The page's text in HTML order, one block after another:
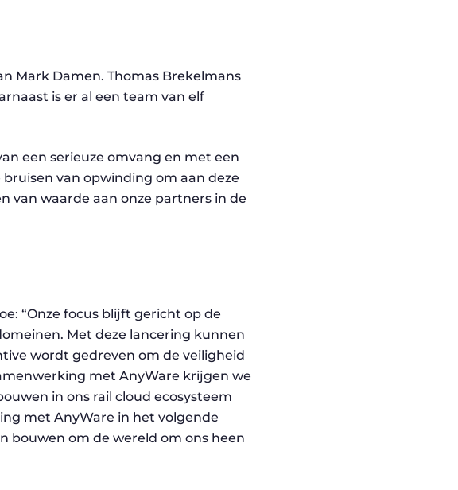
Mark Damen. Thomas Brekelmans
is er al een team van elf
een serieuze omvang en met een
van opwinding om aan deze
van waarde aan onze partners in de
“Onze focus blijft gericht op de
Met deze lancering kunnen
wordt gedreven om de veiligheid
met AnyWare krijgen we
in ons rail cloud ecosysteem
met AnyWare in het volgende
bouwen om de wereld om ons heen